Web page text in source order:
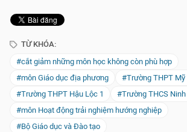
TỪ KHÓA:
#cắt giảm những môn học không còn phù hợp
#môn Giáo dục địa phương
#Trường THPT Mỹ
#Trường THPT Hậu Lộc 1
#Trường THCS
#môn Hoạt động trải nghiệm hướng nghiệp
#Bộ Giáo dục và Đào tạo